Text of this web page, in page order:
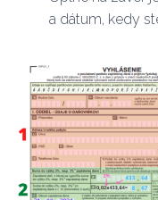
a dátum, kedy